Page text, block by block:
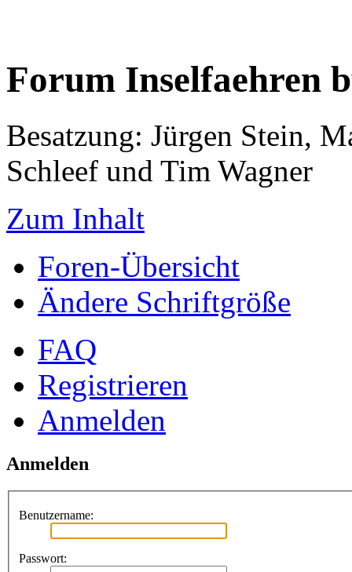
Forum Inselfaehren
Besatzung: Jürgen Stein,
Schleef und Tim Wagner
Zum Inhalt
Foren-Übersicht
Ändere Schriftgröße
FAQ
Registrieren
Anmelden
Anmelden
Benutzername:
Passwort: